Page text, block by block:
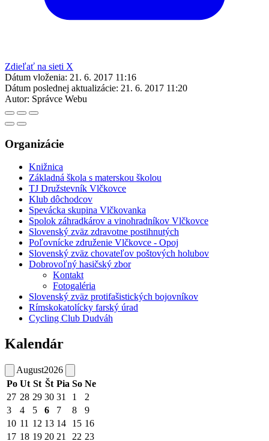
Zdieľať na sieti X
Dátum vloženia: 21. 6. 2017 11:16
Dátum poslednej aktualizácie: 21. 6. 2017 11:20
Autor: Správce Webu
Organizácie
Knižnica
Základná škola s materskou školou
TJ Družstevník Vlčkovce
Klub dôchodcov
Spevácka skupina Vlčkovanka
Spolok záhradkárov a vinohradníkov Vlčkovce
Slovenský zväz zdravotne postihnutých
Poľovnícke združenie Vlčkovce - Opoj
Slovenský zväz chovateľov poštových holubov
Dobrovoľný hasičský zbor
Kontakt
Fotogaléria
Slovenský zväz protifašistických bojovníkov
Rímskokatolícky farský úrad
Cycling Club Dudváh
Kalendár
August2026
Po Ut St Št Pia So Ne
27 28 29 30 31 1
2
3
4 5 6 7 8
9
10 11 12 13 14 15 16
17 18 19 20 21 22 23